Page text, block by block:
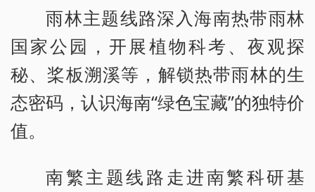
雨林主题线路深入海南热带雨林
国家公园，开展植物科考、夜观探
秘、桨板溯溪等，解锁热带雨林的生
态密码，认识海南“绿色宝藏”的独特价
值。
南繁主题线路走进南繁科研基